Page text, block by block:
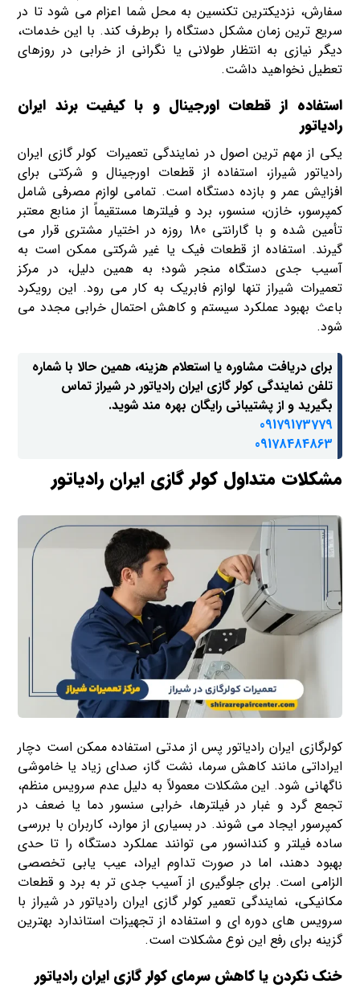
سفارش، نزدیکترین تکنسین به محل شما اعزام می شود تا در
سریع ترین زمان مشکل دستگاه را برطرف کند. با این خدمات،
دیگر نیازی به انتظار طولانی یا نگرانی از خرابی در روزهای
تعطیل نخواهید داشت.
استفاده از قطعات اورجینال و با کیفیت برند ایران
رادیاتور
یکی از مهم ترین اصول در نمایندگی تعمیرات کولر گازی ایران
رادیاتور شیراز، استفاده از قطعات اورجینال و شرکتی برای
افزایش عمر و بازده دستگاه است. تمامی لوازم مصرفی شامل
کمپرسور، خازن، سنسور، برد و فیلترها مستقیماً از منابع معتبر
تأمین شده و با گارانتی 180 روزه در اختیار مشتری قرار می
گیرند. استفاده از قطعات فیک یا غیر شرکتی ممکن است به
آسیب جدی دستگاه منجر شود؛ به همین دلیل، در مرکز
تعمیرات شیراز تنها لوازم فابریک به کار می رود. این رویکرد
باعث بهبود عملکرد سیستم و کاهش احتمال خرابی مجدد می
شود.
برای دریافت مشاوره یا استعلام هزینه، همین حالا با شماره
تلفن نمایندگی کولر گازی ایران رادیاتور در شیراز تماس
بگیرید و از پشتیبانی رایگان بهره مند شوید.
09179173779
09178484863
مشکلات متداول کولر گازی ایران رادیاتور
کولرگازی ایران رادیاتور پس از مدتی استفاده ممکن است دچار
ایراداتی مانند کاهش سرما، نشت گاز، صدای زیاد یا خاموشی
ناگهانی شود. این مشکلات معمولاً به دلیل عدم سرویس منظم،
تجمع گرد و غبار در فیلترها، خرابی سنسور دما یا ضعف در
کمپرسور ایجاد می شوند. در بسیاری از موارد، کاربران با بررسی
ساده فیلتر و کندانسور می توانند عملکرد دستگاه را تا حدی
بهبود دهند، اما در صورت تداوم ایراد، عیب یابی تخصصی
الزامی است. برای جلوگیری از آسیب جدی تر به برد و قطعات
مکانیکی، نمایندگی تعمیر کولر گازی ایران رادیاتور در شیراز با
سرویس های دوره ای و استفاده از تجهیزات استاندارد بهترین
گزینه برای رفع این نوع مشکلات است.
خنک نکردن یا کاهش سرمای کولر گازی ایران رادیاتور